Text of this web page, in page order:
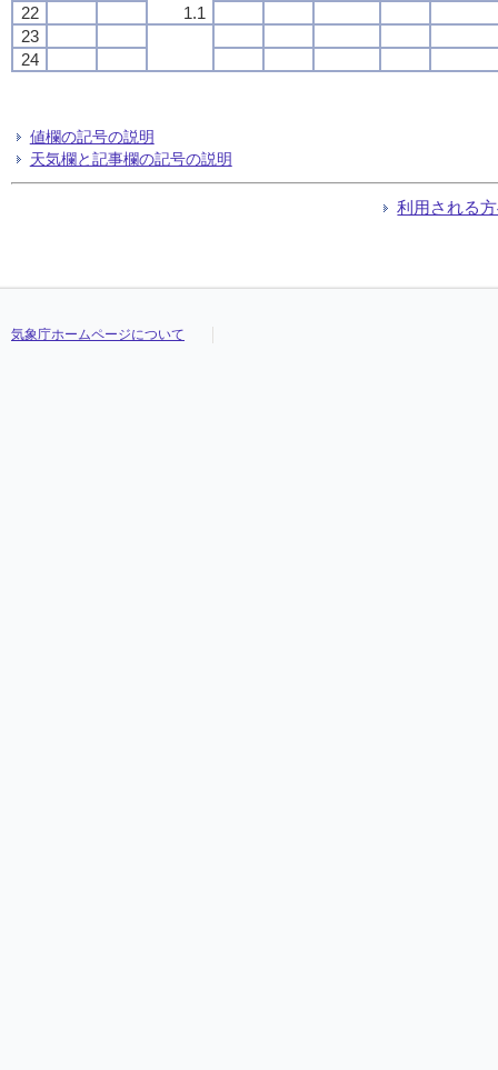
1.1
22
23
24
値欄の記号の説明
天気欄と記事欄の記号の説明
利用される
気象庁ホームページについて